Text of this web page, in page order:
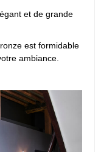
et de grande
est formidable
ambiance.